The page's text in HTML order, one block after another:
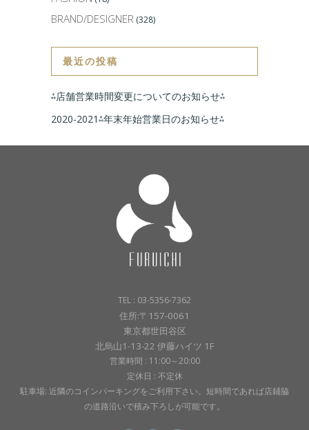
BRAND/DESIGNER (328)
最近の投稿
⁂店舗営業時間変更についてのお知らせ⁂
2020-2021⁂年末年始営業日のお知らせ⁂
TEL : 03-5356-7362
住所:〒157-0061
東京都世田谷区
北烏山1-13-22 伊藤ハイツ 1F
営業時間 : 11:00～20:00
定休日 : 不定休
駐車場: 近隣のコインパーキングをご利用下さい。短時間であれば店鋪脇
の道路沿いで積み下ろしが可能です。